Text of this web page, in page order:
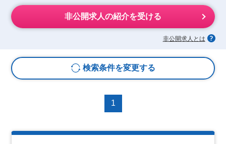
非公開求人の紹介を受ける
非公開求人とは
検索条件を変更する
1